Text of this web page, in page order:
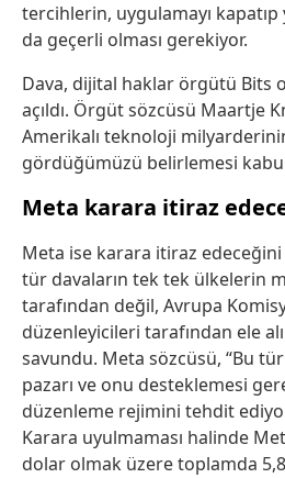
tercihlerin, uygulamayı kapatıp
da geçerli olması gerekiyor.
Dava, dijital haklar örgütü Bits
açıldı. Örgüt sözcüsü Maartje
Amerikalı teknoloji
gördüğümüzü belirlemesi
Meta karara itiraz
Meta ise karara itiraz
tür davaların tek tek ülkelerin
tarafından değil, Avrupa
düzenleyicileri tarafından ele
savundu. Meta sözcüsü, “Bu
pazarı ve onu desteklemesi
düzenleme rejimini tehdit
Karara uyulmaması halinde
dolar olmak üzere toplamda